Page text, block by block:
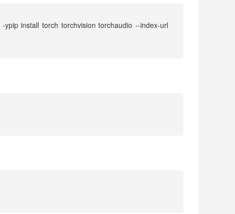
install torch torchvision torchaudio --index-url